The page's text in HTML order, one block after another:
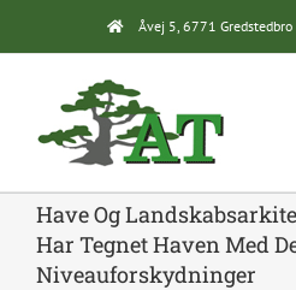
content
Åvej 5, 6771 Gredstedbro
Have Og
Har Tegnet Haven Med
Niveauforskydninger